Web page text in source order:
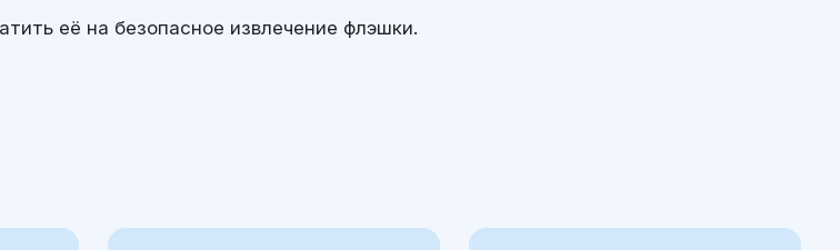
её на безопасное извлечение флэшки.